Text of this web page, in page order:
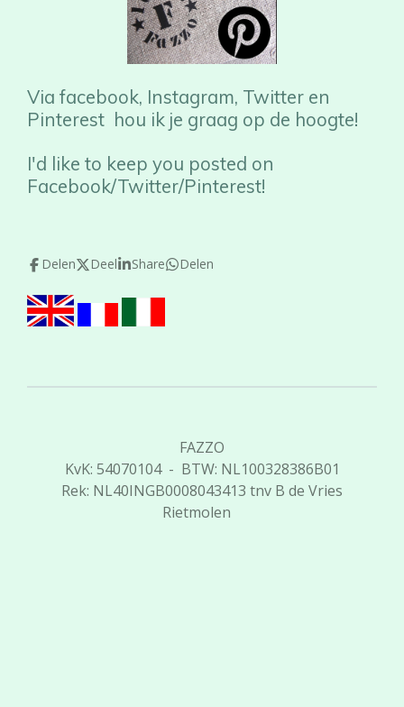
Via facebook, Instagram, Twitter en
Pinterest hou ik je graag op de hoogte!
I'd like to keep you posted on
Facebook/Twitter/Pinterest!
Delen Deel Share Delen
FAZZO
KvK: 54070104 - BTW: NL100328386B01
Rek: NL40INGB0008043413 tnv B de Vries
Rietmolen